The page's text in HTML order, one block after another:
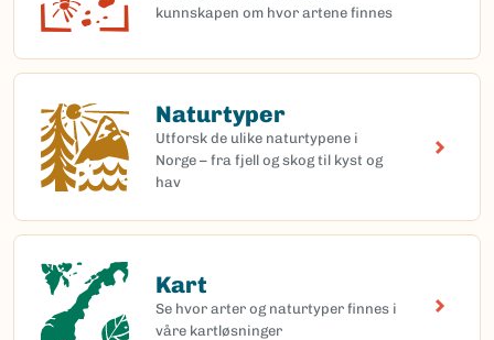
kunnskapen om hvor artene finnes
Naturtyper
Utforsk de ulike naturtypene i
Norge – fra fjell og skog til kyst og
hav
Naturtyper
Kart
Se hvor arter og naturtyper finnes i
våre kartløsninger
Kart